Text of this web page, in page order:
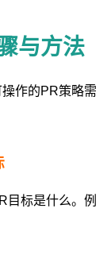
与方法
作的PR策略需
目标是什么。例